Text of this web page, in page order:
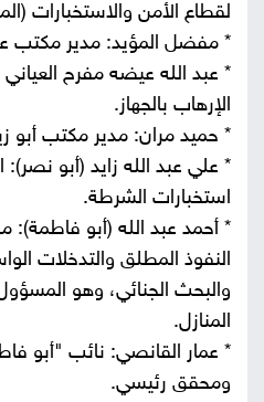
لقطاع الأمن والاستخبارات
* مفضل المؤيد: مدير مكتب
* عبد الله عيضه مفرح
الإرهاب بالجهاز.
* حميد مران: مدير مكتب أبو
* علي عبد الله زايد (أبو
استخبارات الشرطة.
* أحمد عبد الله (أبو فاطمة):
النفوذ المطلق والتدخلات
والبحث الجنائي، وهو
المنازل.
* عمار القانصي: نائب "أبو
ومحقق رئيسي.